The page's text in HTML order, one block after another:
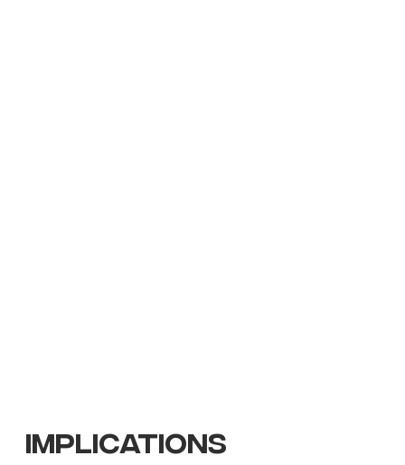
IMPLICATIONS